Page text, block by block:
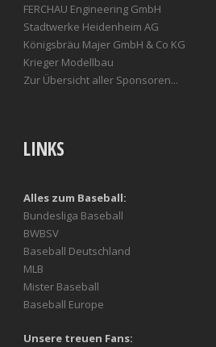
FERCHAU Engineering GmbH
Stadtwerke Heidenheim AG
Königsbräu Majer GmbH & Co KG
Krieger Modellbau
Zur Übersicht aller Sponsoren...
LINKS
Alles zum Baseball:
Bundesliga Baseball
BWBSV
Baseball Deutschland
MLB
Mister Baseball
Baseball Europe
Unsere treuen Fans: